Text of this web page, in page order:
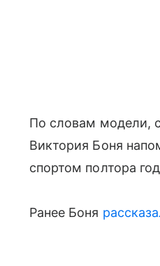
По словам модели,
Виктория Боня
спортом полтора
Ранее Боня